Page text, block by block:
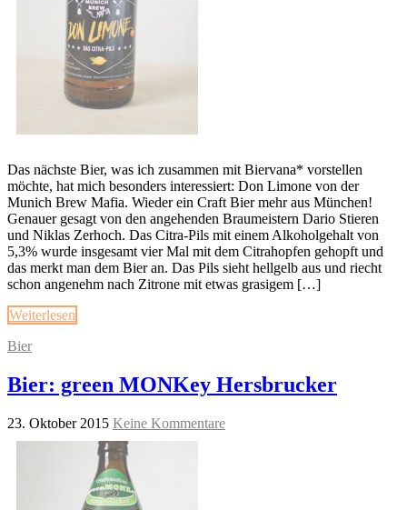
Das nächste Bier, was ich zusammen mit Biervana* vorstellen
möchte, hat mich besonders interessiert: Don Limone von der
Munich Brew Mafia. Wieder ein Craft Bier mehr aus München!
Genauer gesagt von den angehenden Braumeistern Dario Stieren
und Niklas Zerhoch. Das Citra-Pils mit einem Alkoholgehalt von
5,3% wurde insgesamt vier Mal mit dem Citrahopfen gehopft und
das merkt man dem Bier an. Das Pils sieht hellgelb aus und riecht
schon angenehm nach Zitrone mit etwas grasigem […]
Weiterlesen
Bier
Bier: green MONKey Hersbrucker
23. Oktober 2015 Keine Kommentare